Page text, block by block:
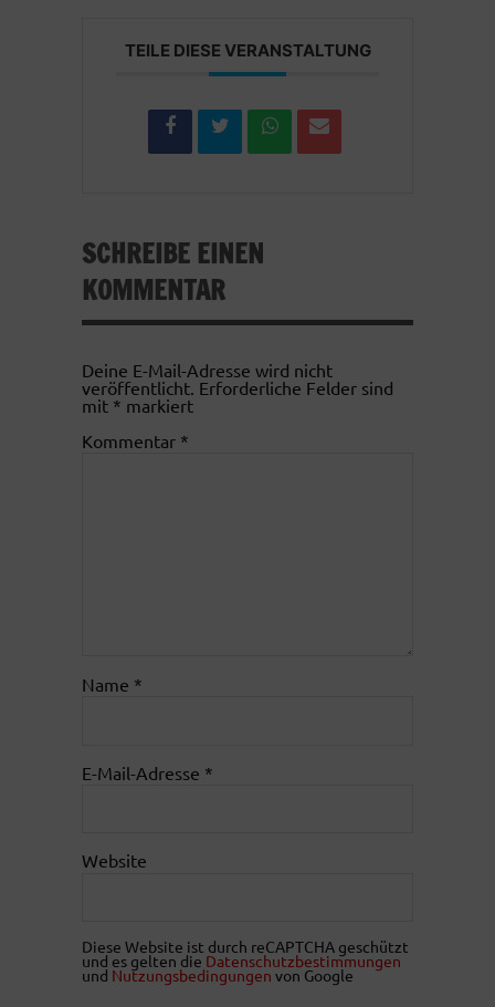
TEILE DIESE VERANSTALTUNG
SCHREIBE EINEN
KOMMENTAR
Deine E-Mail-Adresse wird nicht
veröffentlicht. Erforderliche Felder sind
mit * markiert
Kommentar *
Name *
E-Mail-Adresse *
Website
Diese Website ist durch reCAPTCHA geschützt
und es gelten die Datenschutzbestimmungen
und Nutzungsbedingungen von Google